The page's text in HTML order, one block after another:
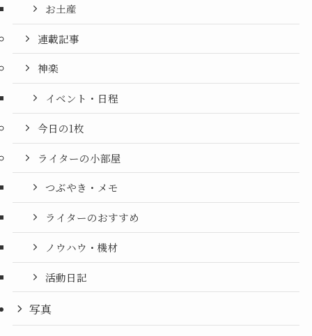
お土産
連載記事
神楽
イベント・日程
今日の1枚
ライターの小部屋
つぶやき・メモ
ライターのおすすめ
ノウハウ・機材
活動日記
写真